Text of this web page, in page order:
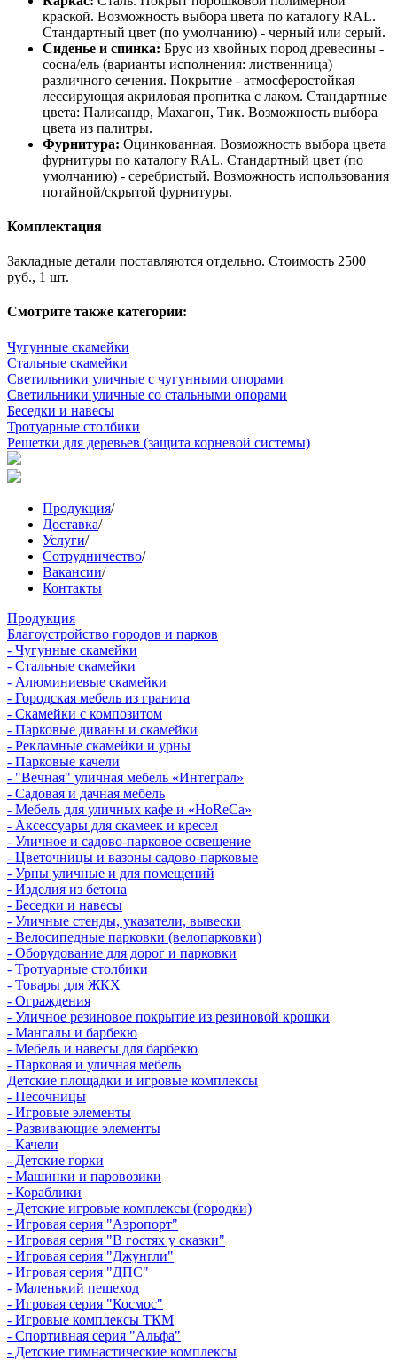
краской. Возможность выбора цвета по каталогу RAL.
Стандартный цвет (по умолчанию) - черный или серый.
Сиденье и спинка: Брус из хвойных пород древесины -
сосна/ель (варианты исполнения: лиственница)
различного сечения. Покрытие - атмосферостойкая
лессирующая акриловая пропитка с лаком. Стандартные
цвета: Палисандр, Махагон, Тик. Возможность выбора
цвета из палитры.
Фурнитура: Оцинкованная. Возможность выбора цвета
фурнитуры по каталогу RAL. Стандартный цвет (по
умолчанию) - серебристый. Возможность использования
потайной/скрытой фурнитуры.
Комплектация
Закладные детали поставляются отдельно. Стоимость 2500
руб., 1 шт.
Смотрите также категории:
Чугунные скамейки
Стальные скамейки
Светильники уличные с чугунными опорами
Светильники уличные со стальными опорами
Беседки и навесы
Тротуарные столбики
Решетки для деревьев (защита корневой системы)
Продукция/
Доставка/
Услуги/
Сотрудничество/
Вакансии/
Контакты
Продукция
Благоустройство городов и парков
- Чугунные скамейки
- Стальные скамейки
- Алюминиевые скамейки
- Городская мебель из гранита
- Скамейки с композитом
- Парковые диваны и скамейки
- Рекламные скамейки и урны
- Парковые качели
- "Вечная" уличная мебель «Интеграл»
- Садовая и дачная мебель
- Мебель для уличных кафе и «HoReCa»
- Аксессуары для скамеек и кресел
- Уличное и садово-парковое освещение
- Цветочницы и вазоны садово-парковые
- Урны уличные и для помещений
- Изделия из бетона
- Беседки и навесы
- Уличные стенды, указатели, вывески
- Велосипедные парковки (велопарковки)
- Оборудование для дорог и парковки
- Тротуарные столбики
- Товары для ЖКХ
- Ограждения
- Уличное резиновое покрытие из резиновой крошки
- Мангалы и барбекю
- Мебель и навесы для барбекю
- Парковая и уличная мебель
Детские площадки и игровые комплексы
- Песочницы
- Игровые элементы
- Развивающие элементы
- Качели
- Детские горки
- Машинки и паровозики
- Кораблики
- Детские игровые комплексы (городки)
- Игровая серия "Аэропорт"
- Игровая серия "В гостях у сказки"
- Игровая серия "Джунгли"
- Игровая серия "ДПС"
- Маленький пешеход
- Игровая серия "Космос"
- Игровые комплексы ТКМ
- Спортивная серия "Альфа"
- Детские гимнастические комплексы